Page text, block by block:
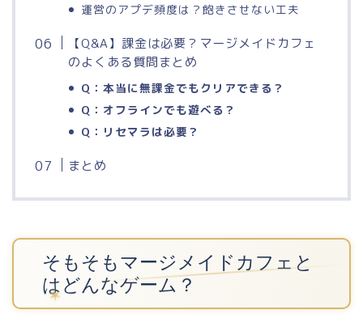
運営のアプデ頻度は？飽きさせない工夫
【Q&A】課金は必要？マージメイドカフェ
のよくある質問まとめ
Q：本当に無課金でもクリアできる？
Q：オフラインでも遊べる？
Q：リセマラは必要？
まとめ
そもそもマージメイドカフェと
はどんなゲーム？